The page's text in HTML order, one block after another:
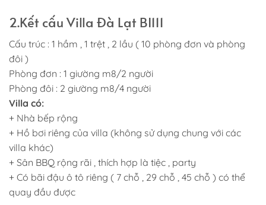
2.Kết cấu Villa Đà Lạt BI111
Cấu trúc : 1 hầm , 1 trệt , 2 lầu ( 10 phòng đơn và phòng
đôi )
Phòng đơn : 1 giường m8/2 người
Phòng đôi : 2 giường m8/4 người
Villa có:
+ Nhà bếp rộng
+ Hồ bơi riêng của villa (không sử dụng chung với các
villa khác)
+ Sân BBQ rộng rãi , thích hợp là tiệc , party
+ Có bãi đậu ô tô riêng ( 7 chỗ , 29 chỗ , 45 chỗ ) có thể
quay đầu được